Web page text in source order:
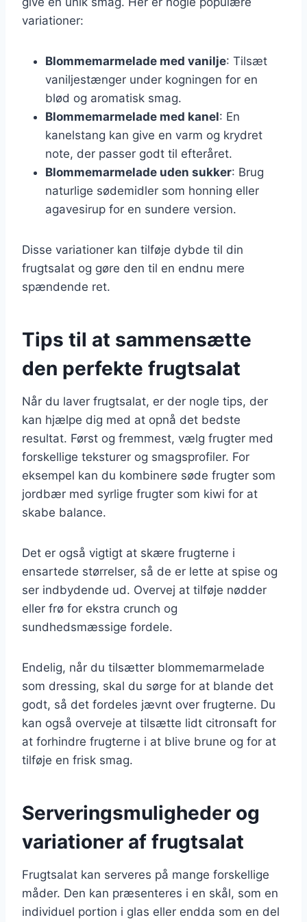
variationer:
Blommemarmelade med vanilje: Tilsæt
vaniljestænger under kogningen for en
blød og aromatisk smag.
Blommemarmelade med kanel: En
kanelstang kan give en varm og krydret
note, der passer godt til efteråret.
Blommemarmelade uden sukker: Brug
naturlige sødemidler som honning eller
agavesirup for en sundere version.
Disse variationer kan tilføje dybde til din
frugtsalat og gøre den til en endnu mere
spændende ret.
Tips til at sammensætte
den perfekte frugtsalat
Når du laver frugtsalat, er der nogle tips, der
kan hjælpe dig med at opnå det bedste
resultat. Først og fremmest, vælg frugter med
forskellige teksturer og smagsprofiler. For
eksempel kan du kombinere søde frugter som
jordbær med syrlige frugter som kiwi for at
skabe balance.
Det er også vigtigt at skære frugterne i
ensartede størrelser, så de er lette at spise og
ser indbydende ud. Overvej at tilføje nødder
eller frø for ekstra crunch og
sundhedsmæssige fordele.
Endelig, når du tilsætter blommemarmelade
som dressing, skal du sørge for at blande det
godt, så det fordeles jævnt over frugterne. Du
kan også overveje at tilsætte lidt citronsaft for
at forhindre frugterne i at blive brune og for at
tilføje en frisk smag.
Serveringsmuligheder og
variationer af frugtsalat
Frugtsalat kan serveres på mange forskellige
måder. Den kan præsenteres i en skål, som en
individuel portion i glas eller endda som en del